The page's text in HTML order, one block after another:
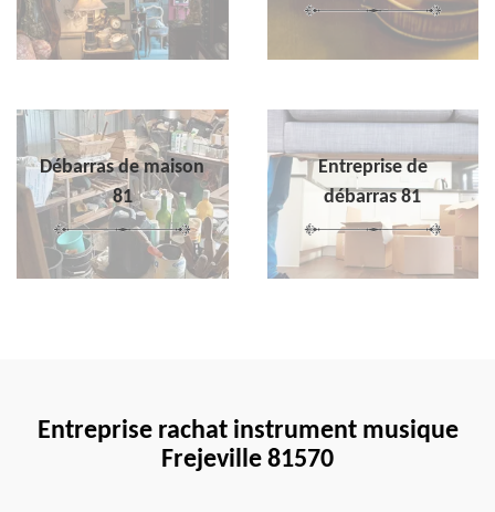
Débarras de maison
81
Entreprise de
débarras 81
Entreprise rachat instrument musique
Frejeville 81570